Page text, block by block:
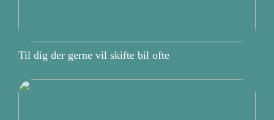
Til dig der gerne vil skifte bil ofte